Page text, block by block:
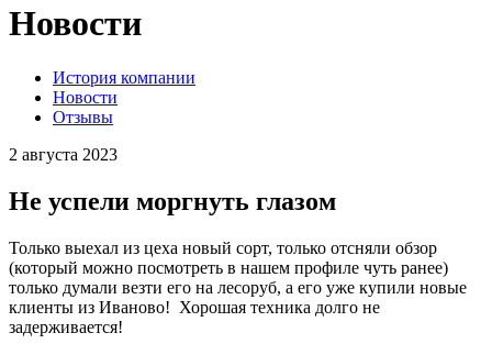
Новости
История компании
Новости
Отзывы
2 августа 2023
Не успели моргнуть глазом
Только выехал из цеха новый сорт, только отсняли обзор
(который можно посмотреть в нашем профиле чуть ранее)
только думали везти его на лесоруб, а его уже купили новые
клиенты из Иваново! Хорошая техника долго не
задерживается!